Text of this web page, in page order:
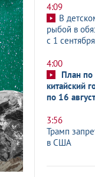
4:09
В
рыбой в
с 1 сентября
4:00
План
китайский
по 16
3:56
Трамп
в США